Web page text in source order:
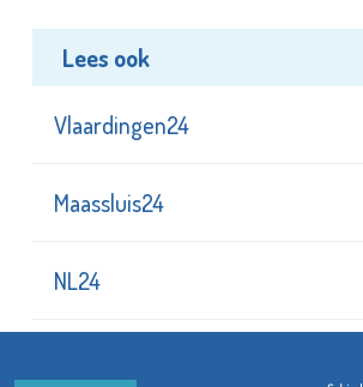
Lees ook
Vlaardingen24
Maassluis24
NL24